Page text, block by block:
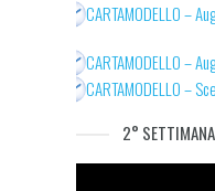
CARTAMODELLO –
CARTAMODELLO –
CARTAMODELLO –
2°